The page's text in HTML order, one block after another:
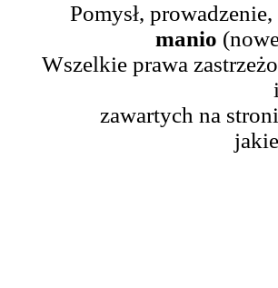
Pomysł,
manio
Wszelkie prawa
zawartych na